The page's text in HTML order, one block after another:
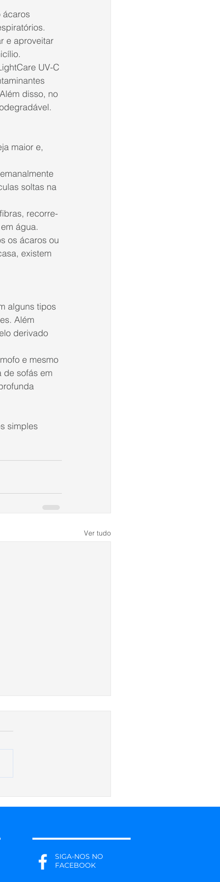
ácaros
e aproveitar
.
UV-C
disso, no
maior e,
soltas na
recorre-
água.
os ácaros ou
existem
alguns tipos
Além
derivado
e mesmo
de sofás em
simples
Ver tudo
SIGA-NOS NO
FACEBOOK